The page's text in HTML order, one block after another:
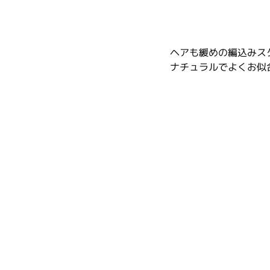
ヘアも緩めの編込みス
ナチュラルでよくお似